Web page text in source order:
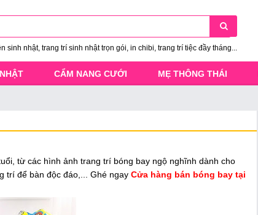
sinh nhật, trang trí sinh nhật trọn gói, in chibi, trang trí tiệc đầy tháng...
CẨM NANG CƯỚI MẸ THÔNG THÁI
từ các hình ảnh trang trí bóng bay ngộ nghĩnh dành cho
trí để bàn độc đáo,... Ghé ngay Cửa hàng bán bóng bay tại